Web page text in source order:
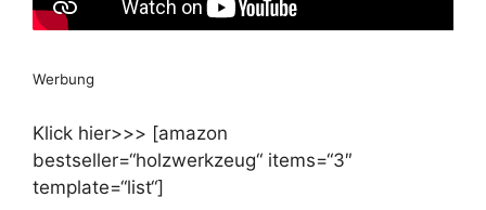
Werbung
Klick hier>>> [amazon
bestseller=“holzwerkzeug“ items=“3″
template=“list“]